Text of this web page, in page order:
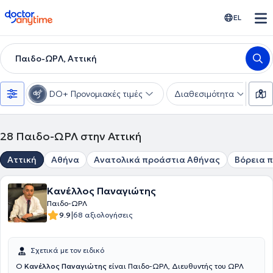
doctoranytime EL
Παιδο-ΩΡΛ, Αττική
DO+ Προνομιακές τιμές Διαθεσιμότητα
28 Παιδο-ΩΡΛ στην Αττική
Αττική Αθήνα Ανατολικά προάστια Αθήνας Βόρεια
Κανέλλος Παναγιώτης
Παιδο-ΩΡΛ
9.9|68 αξιολογήσεις
Σχετικά με τον ειδικό
Ο Κανέλλος Παναγιώτης είναι Παιδο-ΩΡΛ, Διευθυντής του ΩΡΛ